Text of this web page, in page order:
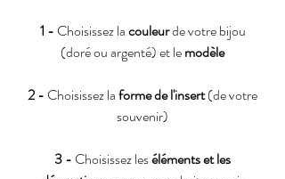
1 - Choisissez lacouleurde votre bijou
(doré ou argenté) et lemodèle
2 - Choisissez laforme de l'insert(de votre
souvenir)
3 - Choisissez leséléments et les